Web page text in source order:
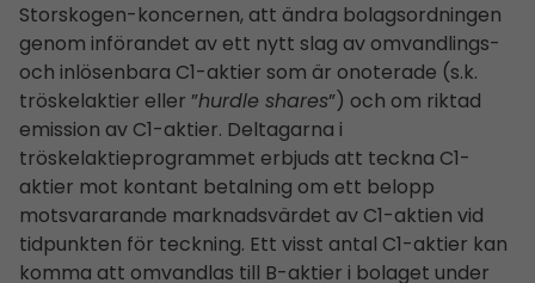
Storskogen-koncernen, att ändra bolagsordningen
genom införandet av ett nytt slag av omvandlings-
och inlösenbara C1-aktier som är onoterade (s.k.
tröskelaktier eller ”hurdle shares”) och om riktad
emission av C1-aktier. Deltagarna i
tröskelaktieprogrammet erbjuds att teckna C1-
aktier mot kontant betalning om ett belopp
motsvararande marknadsvärdet av C1-aktien vid
tidpunkten för teckning. Ett visst antal C1-aktier kan
komma att omvandlas till B-aktier i bolaget under